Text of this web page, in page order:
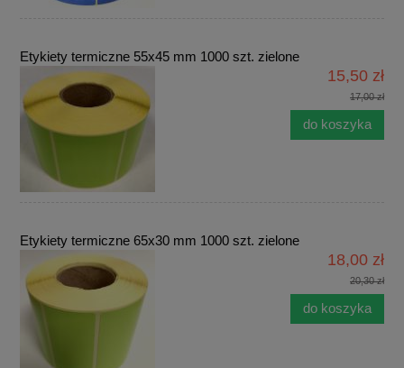
Etykiety termiczne 55x45 mm 1000 szt. zielone
15,50 zł
17,00 zł
do koszyka
Etykiety termiczne 65x30 mm 1000 szt. zielone
18,00 zł
20,30 zł
do koszyka